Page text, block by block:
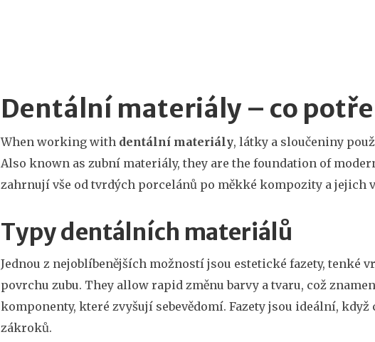
Dentální materiály – co
When working with dentální materiály, látky a sloučeniny
Also known as zubní materiály, they are the foundation of
zahrnují vše od tvrdých porcelánů po měkké kompozity a
Typy dentálních materiálů
Jednou z nejoblíbenějších možností jsou estetické fazety, tenké
povrchu zubu. They allow rapid změnu barvy a tvaru, což
komponenty, které zvyšují sebevědomí. Fazety jsou ideální,
zákroků.